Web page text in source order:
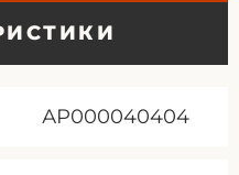
АР000040404